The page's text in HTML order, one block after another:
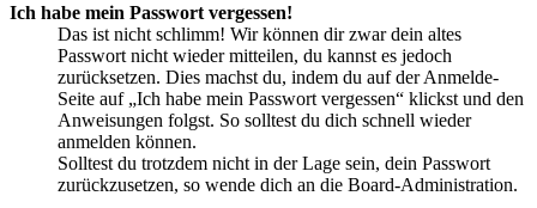
Ich habe mein Passwort vergessen!
Das ist nicht schlimm! Wir können dir zwar dein altes
Passwort nicht wieder mitteilen, du kannst es jedoch
zurücksetzen. Dies machst du, indem du auf der Anmelde-
Seite auf „Ich habe mein Passwort vergessen“ klickst und den
Anweisungen folgst. So solltest du dich schnell wieder
anmelden können.
Solltest du trotzdem nicht in der Lage sein, dein Passwort
zurückzusetzen, so wende dich an die Board-Administration.